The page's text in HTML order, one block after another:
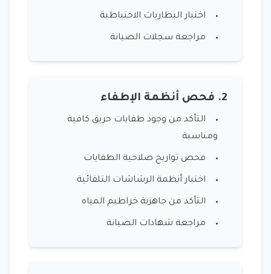
اختبار البطاريات الاحتياطية
مراجعة سجلات الصيانة
2. فحص أنظمة الإطفاء
التأكد من وجود طفايات حريق كافية
ومناسبة
فحص تواريخ صلاحية الطفايات
اختبار أنظمة الرشاشات التلقائية
التأكد من جاهزية خراطيم المياه
مراجعة شهادات الصيانة